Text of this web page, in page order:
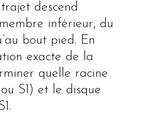
descend
inférieur, du
bout pied. En
exacte de la
quelle racine
S1) et le disque